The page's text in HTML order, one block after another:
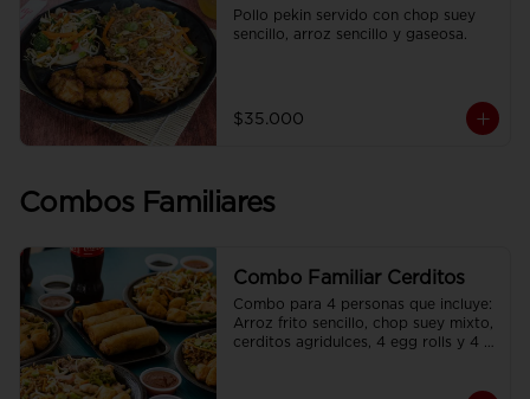
Pollo pekin servido con chop suey
sencillo, arroz sencillo y gaseosa.
$35.000
Combos Familiares
Combo Familiar Cerditos
Combo para 4 personas que incluye:
Arroz frito sencillo, chop suey mixto,
cerditos agridulces, 4 egg rolls y 4